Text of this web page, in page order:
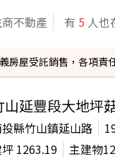
不動產 有 5 人也
房屋受託銷售，各項責
山延豐段大地坪
縣竹山鎮延山路
1263.19 主建物